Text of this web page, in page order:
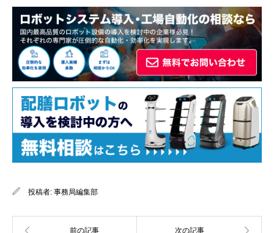
投稿者: 事務局編集部